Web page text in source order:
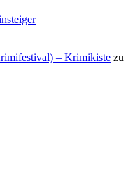
– Krimikiste zu